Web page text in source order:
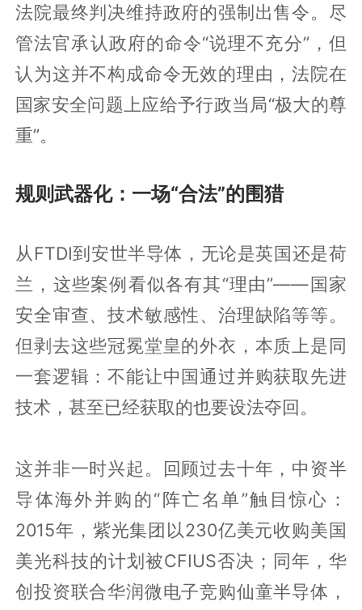
法院最终判决维持政府的强制出售令。尽
管法官承认政府的命令“说理不充分”，但
认为这并不构成命令无效的理由，法院在
国家安全问题上应给予行政当局“极大的尊
重”。
规则武器化：一场“合法”的围猎
从FTDI到安世半导体，无论是英国还是荷
兰，这些案例看似各有其“理由”——国家
安全审查、技术敏感性、治理缺陷等等。
但剥去这些冠冕堂皇的外衣，本质上是同
一套逻辑：不能让中国通过并购获取先进
技术，甚至已经获取的也要设法夺回。
这并非一时兴起。回顾过去十年，中资半
导体海外并购的“阵亡名单”触目惊心：
2015年，紫光集团以230亿美元收购美国
美光科技的计划被CFIUS否决；同年，华
创投资联合华润微电子竞购仙童半导体，